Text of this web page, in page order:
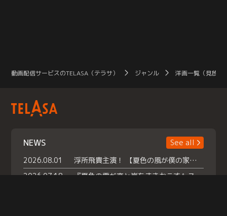
動画配信サービスのTELASA（テラサ） ジャンル 洋画一覧（見放題
NEWS
See all
2026.08.01
浮所飛貴主演！ 【夏色の風が僕の家にやってきた】 本日よりテラサで独占配信スタート！
2026.07.18
『夏色の雲が恋と嵐をまきおこす』スペシャルメイキング 【Part1】2026年７月18日（土）23時30分～配信スタート！話題のシーンの裏側を大公開！豪華キャスト大集合！ 『武宮家 真夏の家族会議』開催！